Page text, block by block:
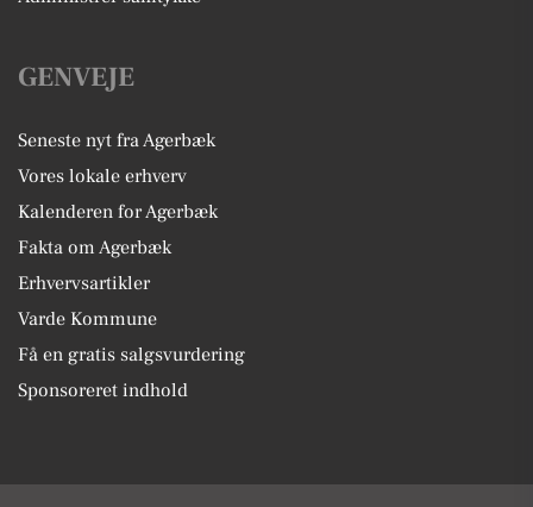
GENVEJE
Seneste nyt fra Agerbæk
Vores lokale erhverv
Kalenderen for Agerbæk
Fakta om Agerbæk
Erhvervsartikler
Varde Kommune
Få en gratis salgsvurdering
Sponsoreret indhold